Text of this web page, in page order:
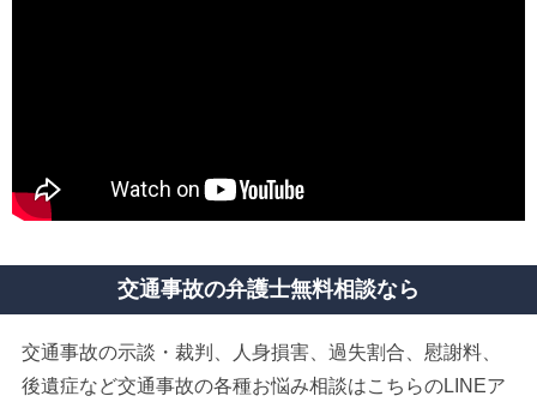
交通事故の弁護士無料相談なら
交通事故の示談・裁判、人身損害、過失割合、慰謝料、
後遺症など交通事故の各種お悩み相談はこちらのLINEア